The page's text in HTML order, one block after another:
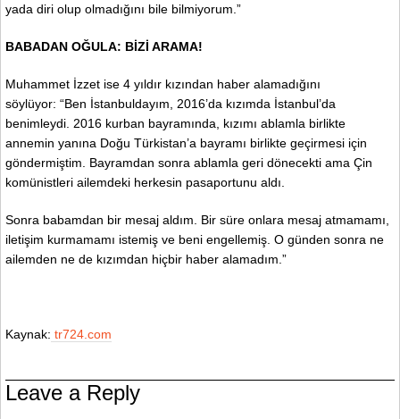
yada diri olup olmadığını bile bilmiyorum.”
BABADAN OĞULA: BİZİ ARAMA!
Muhammet İzzet ise 4 yıldır kızından haber alamadığını
söylüyor: “Ben İstanbuldayım, 2016’da kızımda İstanbul’da
benimleydi. 2016 kurban bayramında, kızımı ablamla birlikte
annemin yanına Doğu Türkistan’a bayramı birlikte geçirmesi için
göndermiştim. Bayramdan sonra ablamla geri dönecekti ama Çin
komünistleri ailemdeki herkesin pasaportunu aldı.
Sonra babamdan bir mesaj aldım. Bir süre onlara mesaj atmamamı,
iletişim kurmamamı istemiş ve beni engellemiş. O günden sonra ne
ailemden ne de kızımdan hiçbir haber alamadım.”
Kaynak: tr724.com
Leave a Reply